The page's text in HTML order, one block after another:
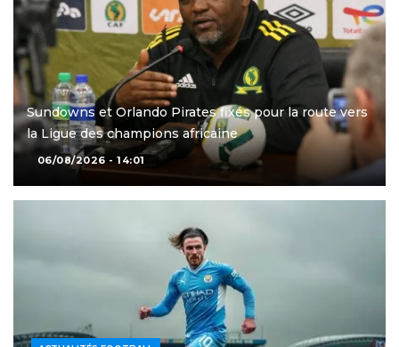
Sundowns et Orlando Pirates fixés pour la route vers
la Ligue des champions africaine
06/08/2026 - 14:01